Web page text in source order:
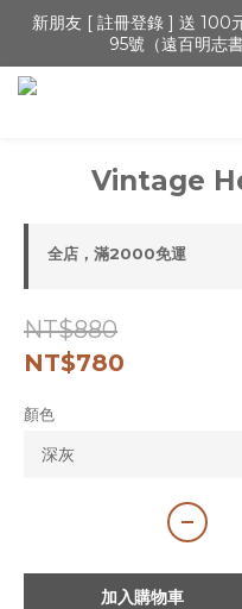
🔺「會員制」新開張,加入
人資訊 > 填寫
新朋友 [ 註冊登錄 ] 送 100
95號（遠百明志
🔺「會員制」新開張,加入會
人資訊 > 填寫
Vintage
全店，滿2000免運
NT$880
NT$780
顏色
加入購物車